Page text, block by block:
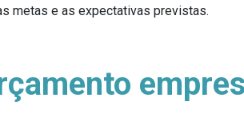
metas e as expectativas previstas.